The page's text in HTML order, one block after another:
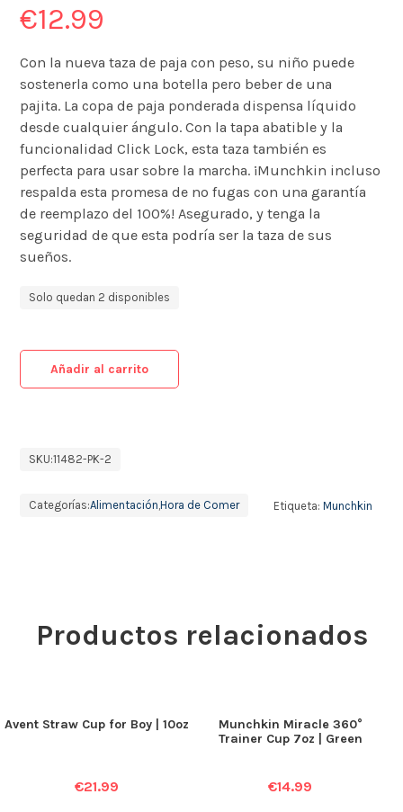
€12.99
Con la nueva taza de paja con peso, su niño puede
sostenerla como una botella pero beber de una
pajita. La copa de paja ponderada dispensa líquido
desde cualquier ángulo.Con la tapa abatible y la
funcionalidad Click Lock, esta taza también es
perfecta para usar sobre la marcha. ¡Munchkin incluso
respalda esta promesa de no fugas con una garantía
de reemplazo del 100%!Asegurado, y tenga la
seguridad de que esta podría ser la taza de sus
sueños.
Solo quedan 2 disponibles
Añadir al carrito
SKU:11482-PK-2
Categorías:Alimentación,Hora de Comer Etiqueta: Munchkin
Productos relacionados
Avent Straw Cup for Boy | 10oz
€21.99
Munchkin Miracle 360°
Trainer Cup 7oz | Green
€14.99